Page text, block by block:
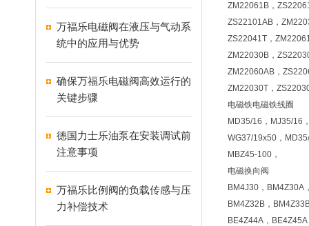
万福乐电磁阀在液压与气动系
统中的应用与优势
确保万福乐电磁阀高效运行的
关键步骤
德国力士乐油泵在安装调试前
注意事项
万福乐比例阀的负载传感与压
力补偿技术
ZM22061B，
ZS22101AB，
ZS22041T，
ZM22030B，
ZM22060AB，
ZM22030T，
电磁铁电磁铁线圈
MD35/16，MJ35/16
WG37/19x50，
MBZ45-100，
电磁换向阀
BM4J30，BM4Z30A
BM4Z32B，
BE4Z44A，